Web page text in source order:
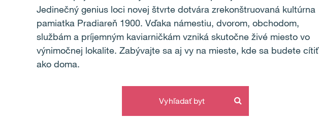
Jedinečný genius loci novej štvrte dotvára zrekonštruovaná kultúrna
pamiatka Pradiareň 1900. Vďaka námestiu, dvorom, obchodom,
službám a príjemným kaviarničkám vzniká skutočne živé miesto vo
výnimočnej lokalite. Zabývajte sa aj vy na mieste, kde sa budete cítiť
ako doma.
Vyhľadať byt